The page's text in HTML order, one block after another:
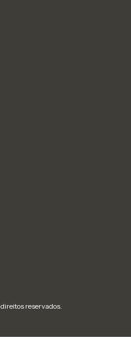
reservados.